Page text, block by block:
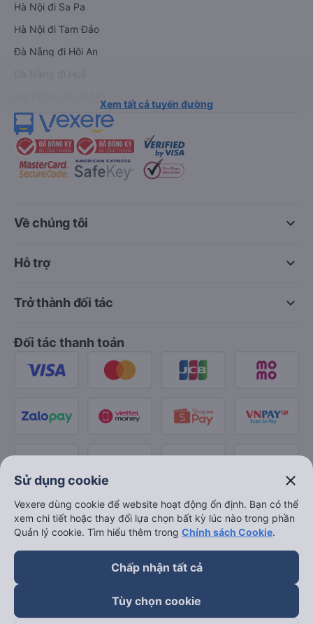
Hà Nội đi Sa Pa
Hà Nội đi Tam Đảo
Đà Nẵng đi Hội An
Xem tất cả tuyến đường
keyboard_arrow_down
Về chúng tôi
keyboard_arrow_down
Hỗ trợ
keyboard_arrow_down
Trở thành đối tác
Đối tác thanh toán
Sử dụng cookie close
Vexere dùng cookie để website hoạt động ổn định. Bạn có thể
xem chi tiết hoặc thay đổi lựa chọn bất kỳ lúc nào trong phần
Quản lý cookie. Tìm hiểu thêm trong Chính sách Cookie.
Chấp nhận tất cả
Tùy chọn cookie